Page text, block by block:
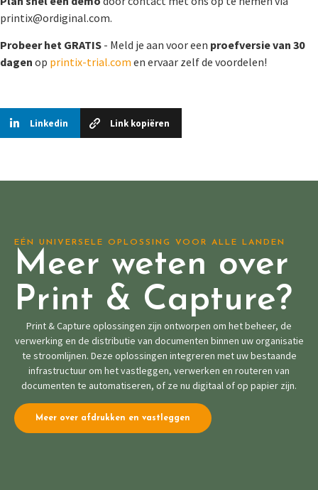
printix@ordiginal.com.
Probeer het GRATIS - Meld je aan voor een proefversie van 30
dagen op printix-trial.com en ervaar zelf de voordelen!
Linkedin Link kopiëren
EÉN UNIVERSELE OPLOSSING VOOR ALLE LANDEN
Meer weten over
Print & Capture?
Print & Capture oplossingen zijn ontworpen om het beheer, de
verwerking en de distributie van documenten binnen uw organisatie
te stroomlijnen. Deze oplossingen integreren met uw bestaande
infrastructuur om het vastleggen, verwerken en routeren van
documenten te automatiseren, of ze nu digitaal of op papier zijn.
Meer over afdrukken en vastleggen